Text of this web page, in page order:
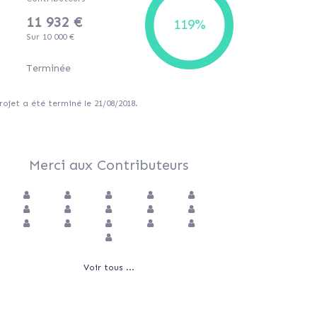
11 932 €
Sur 10 000 €
Terminée
a été terminé le 21/08/2018.
Merci aux Contributeurs
Voir tous ...